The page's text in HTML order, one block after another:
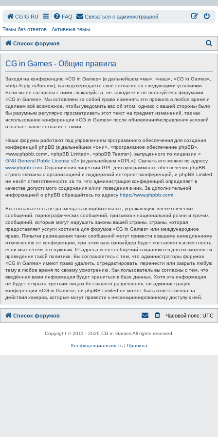
СGIG.RU FAQ Связаться с администрацией
Темы без ответов Активные темы
Список форумов
о
CG in Games - Общие правила
Заходя на конференцию «CG in Games» (в дальнейшем «мы», «наш», «CG in Games»,
«http://cgig.ru/forum»), вы подтверждаете своё согласие со следующими условиями.
Если вы не согласны с ними, пожалуйста, не заходите и не пользуйтесь форумами
«CG in Games». Мы оставляем за собой право изменять эти правила в любое время и
сделаем всё возможное, чтобы уведомить вас об этом, однако с вашей стороны было
бы разумным регулярно просматривать этот текст на предмет изменений, так как
использование конференции «CG in Games» после обновления/исправления условий
означает ваше согласие с ними.
Наши форумы работают под управлением программного обеспечения для создания
конференций phpBB (в дальнейшем «они», «программное обеспечение phpBB»,
«www.phpbb.com», «phpBB Limited», «phpBB Teams»), выпущенного по лицензии «
GNU General Public License v2» (в дальнейшем «GPL»). Скачать его можно по адресу
www.phpbb.com . Ограничения лицензии GPL для программного обеспечения phpBB
строго связаны с организацией и поддержкой интернет-конференций, и phpBB Limited
не несёт ответственности за то, что администрация конференций определяет в
качестве допустимого содержания и/или поведения в них. За дополнительной
информацией о phpBB обращайтесь по адресу https://www.phpbb.com/
Вы соглашаетесь не размещать оскорбительных, угрожающих, клеветнических
сообщений, порнографических сообщений, призывов к национальной розни и прочих
сообщений, которые могут нарушить законы вашей страны, страны, которая
предоставляет услуги хостинга для форумов «CG in Games» или международное
право. Попытки размещения таких сообщений могут привести к вашему немедленному
отключению от конференции, при этом ваш провайдер будет поставлен в известность,
если мы сочтём это нужным. IP-адреса всех сообщений сохраняются для возможности
проведения такой политики. Вы соглашаетесь с тем, что администраторы форумов
«CG in Games» имеют право удалить, отредактировать, перенести или закрыть любую
тему в любое время по своему усмотрению. Как пользователь вы согласны с тем, что
введённая вами информация будет храниться в базе данных. Хотя эта информация
не будет открыта третьим лицам без вашего разрешения, ни администрация
конференции «CG in Games», ни phpBB Limited не может быть ответственна за
действия хакеров, которые могут привести к несанкционированному доступу к ней.
Список форумов Часовой пояс: UTC
Copyright © 2011 - 2026 CG in Games All rights reserved.
Конфиденциальность| Правила